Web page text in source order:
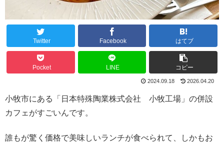
Twitter Facebook はてブ
Pocket LINE コピー
2024.09.18 2026.04.20
小牧市にある「日本特殊陶業株式会社 小牧工場」の併設
カフェがすごいんです。
誰もが驚く価格で美味しいランチが食べられて、しかもお